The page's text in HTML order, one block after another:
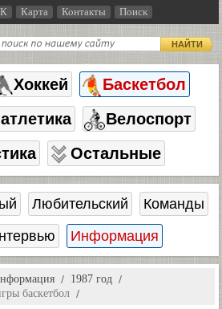
Карта Контакты Поиск
НАЙТИ
Хоккей
Баскетбол
Велоспорт
Остальные
Любительский
Команды
Информация
1987 год
баскетбол